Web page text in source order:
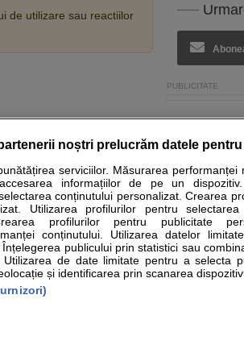
de utilizare sau reactiilor
au scop informativ si educational. Ele nu pot
pe sfatulmedicului.ro sa consultati fie medicul
clinica
Pentru pacient
noștri prelucrăm datele pentru
serviciilor. Măsurarea performanței
informațiilor de pe un dispozitiv.
conținutului personalizat. Crearea
Utilizarea profilurilor pentru selectarea
profilurilor pentru publicitate
conținutului. Utilizarea datelor
publicului prin statistici sau
de date limitate pentru a selecta
și identificarea prin scanarea